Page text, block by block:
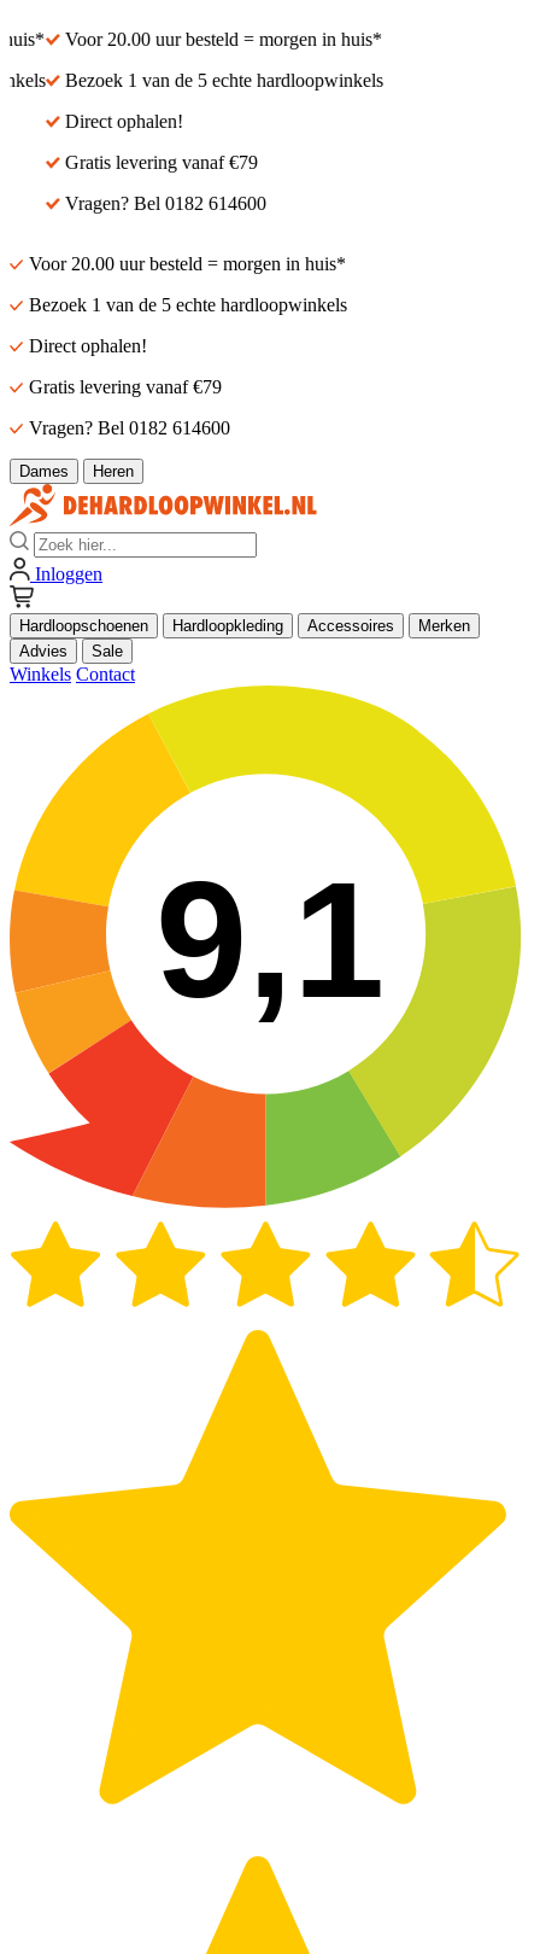
Voor 20.00 uur besteld = morgen in huis*
Bezoek 1 van de 5 echte hardloopwinkels
Direct ophalen!
Gratis levering vanaf €79
Vragen? Bel 0182 614600
Voor 20.00 uur besteld = morgen in huis*
Bezoek 1 van de 5 echte hardloopwinkels
Direct ophalen!
Gratis levering vanaf €79
Vragen? Bel 0182 614600
Dames Heren
Zoek
Inloggen
Hardloopschoenen Hardloopkleding Accessoires
Merken
Advies
Sale
Winkels Contact
9,1